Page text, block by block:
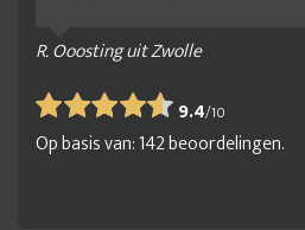
R. Ooosting uit Zwolle
9.4/10
Op basis van:142beoordelingen.